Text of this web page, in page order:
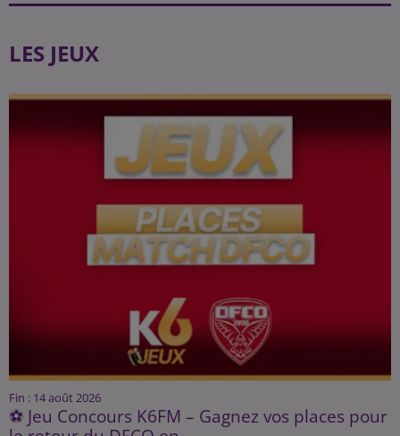
LES JEUX
Fin : 14 août 2026
⚽ Jeu Concours K6FM – Gagnez vos places pour